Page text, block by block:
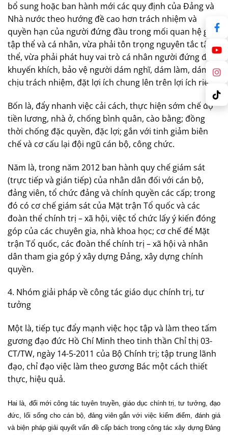
bổ sung hoặc ban hành mới các quy định của Đảng và
Nhà nước theo hướng đề cao hơn trách nhiệm và
quyền hạn của người đứng đầu trong mối quan hệ giữa
tập thể và cá nhân, vừa phải tôn trọng nguyên tắc tập
thể, vừa phải phát huy vai trò cá nhân người đứng đầu;
khuyến khích, bảo vệ người dám nghĩ, dám làm, dám
chịu trách nhiệm, đặt lợi ích chung lên trên lợi ích riêng.
Bốn là, đẩy nhanh việc cải cách, thực hiện sớm chế độ
tiền lương, nhà ở, chống bình quân, cào bằng; đồng
thời chống đặc quyền, đặc lợi; gắn với tinh giảm biên
chế và cơ cấu lại đội ngũ cán bộ, công chức.
Năm là, trong năm 2012 ban hành quy chế giám sát
(trực tiếp và gián tiếp) của nhân dân đối với cán bộ,
đảng viên, tổ chức đảng và chính quyền các cấp; trong
đó có cơ chế giám sát của Mặt trận Tổ quốc và các
đoàn thể chính trị – xã hội, việc tổ chức lấy ý kiến đóng
góp của các chuyên gia, nhà khoa học; cơ chế để Mặt
trận Tổ quốc, các đoàn thể chính trị – xã hội và nhân
dân tham gia góp ý xây dựng Đảng, xây dựng chính
quyền.
4. Nhóm giải pháp về công tác giáo dục chính trị, tư
tưởng
Một là, tiếp tục đẩy mạnh việc học tập và làm theo tấm
gương đạo đức Hồ Chí Minh theo tinh thần Chỉ thị 03-
CT/TW, ngày 14-5-2011 của Bộ Chính trị; tập trung lãnh
đạo, chỉ đạo việc làm theo gương Bác một cách thiết
thực, hiệu quả.
Hai là, đổi mới công tác tuyên truyền, giáo dục chính trị, tư tưởng, đạo
đức, lối sống cho cán bộ, đảng viên gắn với việc kiểm điểm, đánh giá
và biện pháp giải quyết vấn đề cấp bách trong công tác xây dựng Đảng